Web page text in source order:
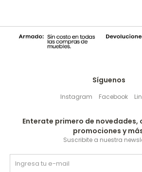
Síguenos
Instagram Facebook
Enterate primero de
promociones y
Suscribite a nuestra